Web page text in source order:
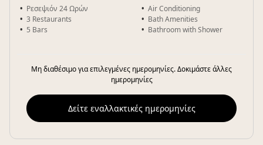
Ρεσεψιόν 24 Ωρών
3 Restaurants
5 Bars
Air Conditioning
Bath Amenities
Bathroom with Shower
Μη διαθέσιμο για επιλεγμένες ημερομηνίες. Δοκιμάστε άλλες
ημερομηνίες
Δείτε εναλλακτικές ημερομηνίες